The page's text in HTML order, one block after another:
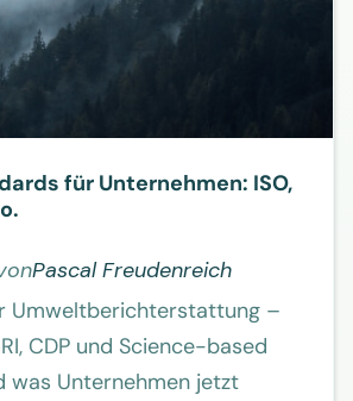
für Unternehmen: ISO,
Pascal Freudenreich
Umweltberichterstattung –
CDP und Science-based
was Unternehmen jetzt